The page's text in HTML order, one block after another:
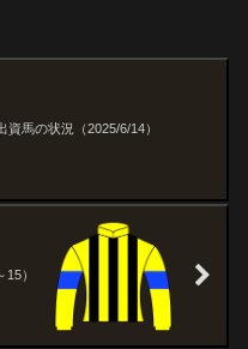
資馬の状況（2025/6/14）
）